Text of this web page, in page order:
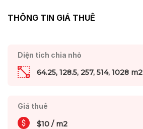
THÔNG TIN GIÁ THUÊ
Diện tích chia nhỏ
64.25, 128.5, 257, 514, 1028 m2
Giá thuê
$10 / m2